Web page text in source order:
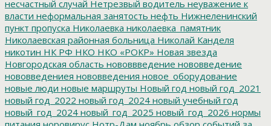
несчастный случай Нетрезвый водитель неуважение к
власти неформальная занятость нефть Нижнеленинский
пункт пропуска Николаевка николаевка_памятник
Николаевская районная больница Николай Канделя
никотин НК РФ НКО НКО «РОКР» Новая звезда
Новгородская область нововвведение нововведение
нововведениея нововведения новое_оборудование
новые люди новые маршруты Новый год новый год_2021
новый год_2022 новый год_2024 новый учебный год
новый_год_2024 новый_год_2025 новый_год_2026 нормы